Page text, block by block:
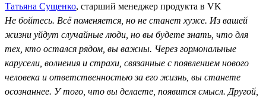
Татьяна Сущенко, старший менеджер продукта в VK
Не бойтесь. Всё поменяется, но не станет хуже. Из вашей
жизни уйдут случайные люди, но вы будете знать, что для
тех, кто остался рядом, вы важны. Через гормональные
карусели, волнения и страхи, связанные с появлением нового
человека и ответственностью за его жизнь, вы станете
осознаннее. У того, что вы делаете, появится смысл. Другой,